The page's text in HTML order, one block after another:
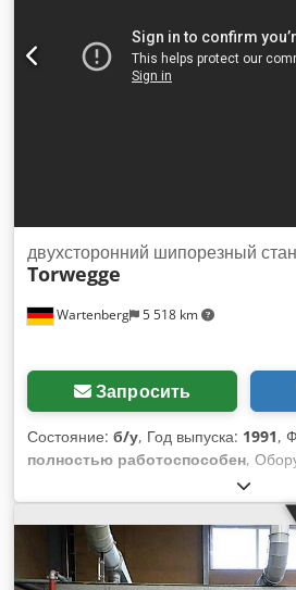
Wartenberg 5 518 km
двухсторонний шипорезный
Torwegge
Запросить
Состояние: б/у, Год выпуска: 1991,
полностью работоспособен,
документация / руководство
продольно-фрезерный станок H 613
отличное состояние – широкий
Продается высококачественный
профилировочный станок